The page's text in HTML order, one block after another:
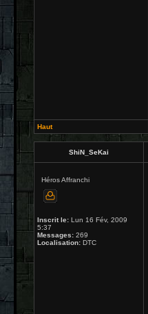
Haut
ShiN_SeKai
Héros Affranchi
Inscrit le: Lun 16 Fév, 2009
5:37
Messages: 269
Localisation: DTC